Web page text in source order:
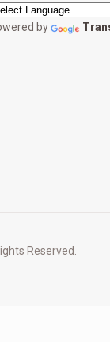
by
Reserved.